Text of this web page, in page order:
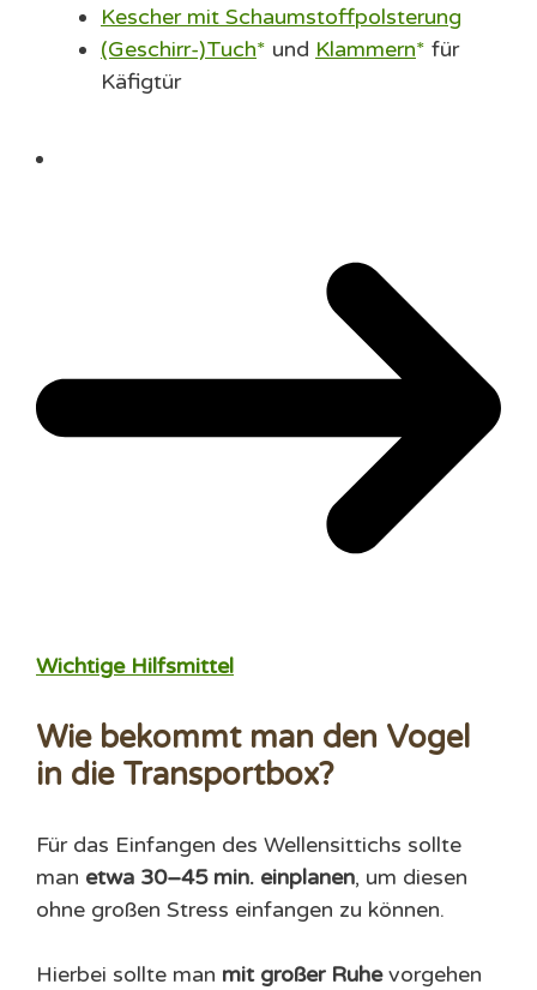
Kescher mit Schaumstoffpolsterung
(Geschirr-)Tuch
und Klammern
für
Käfigtür
Wichtige Hilfsmittel
Wie bekommt man den Vogel
in die Transportbox?
Für das Einfangen des Wellensittichs sollte
man etwa 30–45 min. einplanen, um diesen
ohne großen Stress einfangen zu können.
Hierbei sollte man mit großer Ruhevorgehen